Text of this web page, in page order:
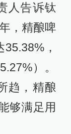
人告诉钛
，精酿啤
，
）。
趋，精酿
够满足用